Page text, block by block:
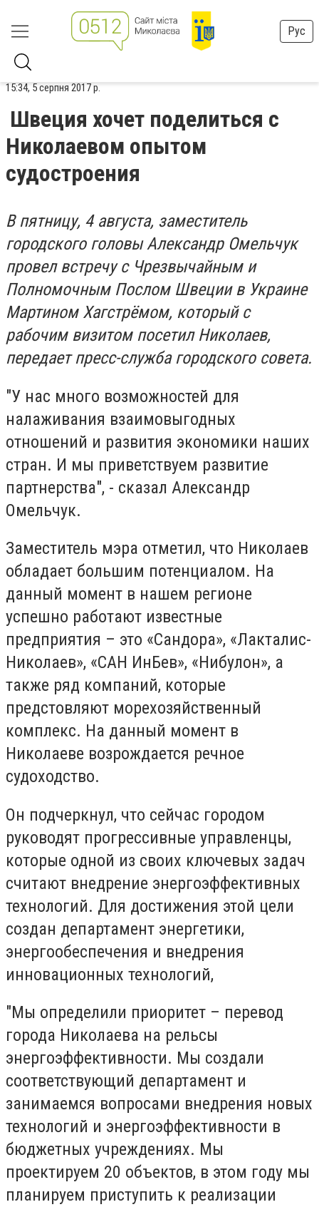
Рус
15:34, 5 серпня 2017 р.
Швеция хочет поделиться с
Николаевом опытом
судостроения
В пятницу, 4 августа, заместитель
городского головы Александр Омельчук
провел встречу с Чрезвычайным и
Полномочным Послом Швеции в Украине
Мартином Хагстрёмом, который с
рабочим визитом посетил Николаев,
передает пресс-служба городского совета.
"У нас много возможностей для
налаживания взаимовыгодных
отношений и развития экономики наших
стран. И мы приветствуем развитие
партнерства", - сказал Александр
Омельчук.
Заместитель мэра отметил, что Николаев
обладает большим потенциалом. На
данный момент в нашем регионе
успешно работают известные
предприятия – это «Сандора», «Лакталис-
Николаев», «САН ИнБев», «Нибулон», а
также ряд компаний, которые
предстовляют морехозяйственный
комплекс. На данный момент в
Николаеве возрождается речное
судоходство.
Он подчеркнул, что сейчас городом
руководят прогрессивные управленцы,
которые одной из своих ключевых задач
считают внедрение энергоэффективных
технологий. Для достижения этой цели
создан департамент энергетики,
энергообеспечения и внедрения
инновационных технологий,
"Мы определили приоритет – перевод
города Николаева на рельсы
энергоэффективности. Мы создали
соответствующий департамент и
занимаемся вопросами внедрения новых
технологий и энергоэффективности в
бюджетных учреждениях. Мы
проектируем 20 объектов, в этом году мы
планируем приступить к реализации